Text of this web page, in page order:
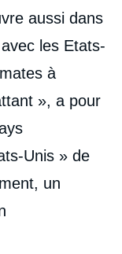
aussi dans
les Etats-
à
», a pour
Unis » de
un